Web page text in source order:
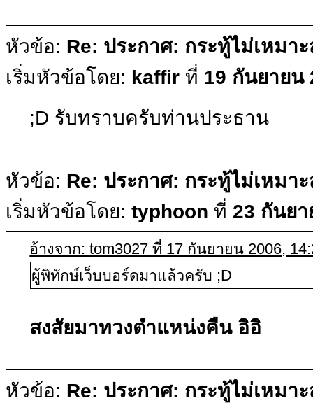
หัวข้อ: Re: ประกาศ: กระทู้ไม่เหมา
เริ่มหัวข้อโดย: kaffir ที่ 19 กันยายน
;D รับทราบครับท่านประธาน
หัวข้อ: Re: ประกาศ: กระทู้ไม่เหมา
เริ่มหัวข้อโดย: typhoon ที่ 23 กันย
อ้างจาก: tom3027 ที่ 17 กันยายน 2006,
ผู้พิทักษ์เว็บบอร์ดมาแล้วครับ ;D
สงสัยมาทวงตำแหน่งคืน อิอิ
หัวข้อ: Re: ประกาศ: กระทู้ไม่เหมา